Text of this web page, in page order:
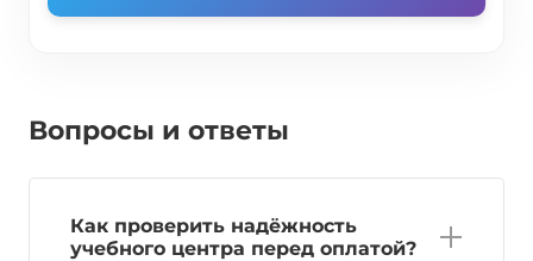
Вопросы и ответы
Как проверить надёжность
учебного центра перед оплатой?